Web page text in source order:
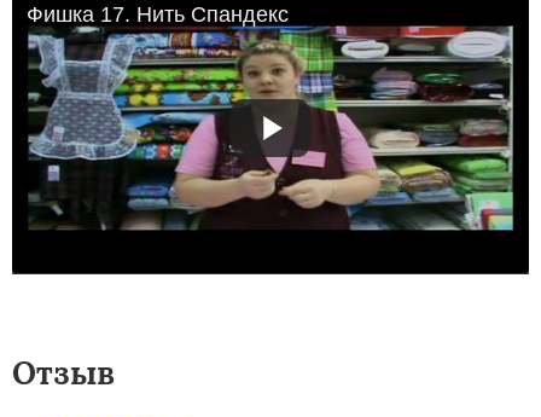
Фишка 17. Нить Спандекс
Отзыв